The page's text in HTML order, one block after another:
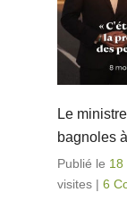
Le
bagnoles
Publié le 18
visites | 6